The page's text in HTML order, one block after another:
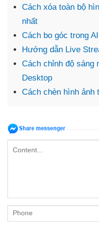
Cách xóa toàn bộ
nhất
Cách bo góc trong AI
Hướng dẫn Live
Cách chỉnh độ sáng
Desktop
Cách chèn hình ảnh